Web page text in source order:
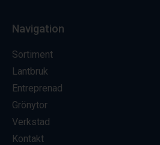
Navigation
Sortiment
Lantbruk
Entreprenad
Grönytor
Verkstad
Kontakt